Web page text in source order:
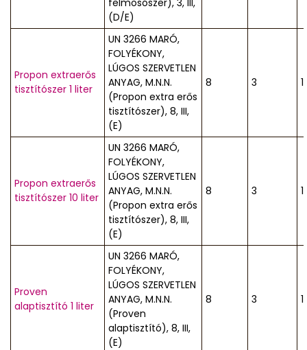
felmosószer), 3, III,
(D/E)
Propon extraerős
tisztítószer 1 liter
UN 3266 MARÓ,
FOLYÉKONY,
LÚGOS SZERVETLEN
ANYAG, M.N.N.
(Propon extra erős
tisztítószer), 8, III,
(E)
8 3
Propon extraerős
tisztítószer 10 liter
UN 3266 MARÓ,
FOLYÉKONY,
LÚGOS SZERVETLEN
ANYAG, M.N.N.
(Propon extra erős
tisztítószer), 8, III,
(E)
8 3
Proven
alaptisztító 1 liter
UN 3266 MARÓ,
FOLYÉKONY,
LÚGOS SZERVETLEN
ANYAG, M.N.N.
(Proven
alaptisztító), 8, III,
(E)
8 3